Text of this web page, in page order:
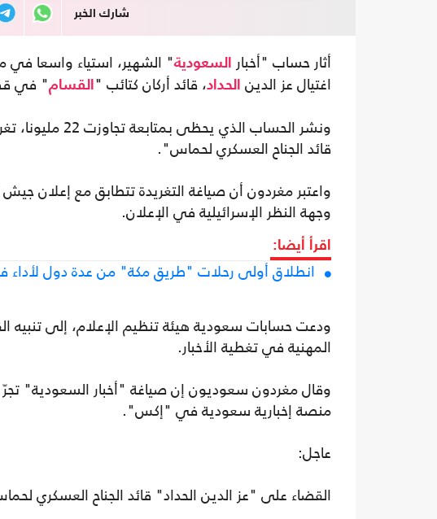
شارك الخبر
أثار حساب "أخبار السعودية" الشهير، استياء واسعا
اغتيال عز الدين
الحداد، قائد أركان كتائب " القسام" في
ونشر الحساب
قائد الجناح العسكري لحماس".
واعتبر مغردون أن صياغة التغريدة تتطابق مع إعلان
وجهة النظر الإسرائيلية في الإعلان.
اقرأ أيضا:
انطلاق أولى رحلات "طريق مكة" من عدة دول لأداء
ودعت حسابات سعودية هيئة تنظيم الإعلام، إلى تنبيه
المهنية في تغطية الأخبار.
وقال مغردون سعوديون إن صياغة "أخبار السعودية"
منصة إخبارية سعودية في "إكس".
عاجل:
القضاء على "عز الدين الحداد" قائد الجناح العسكري